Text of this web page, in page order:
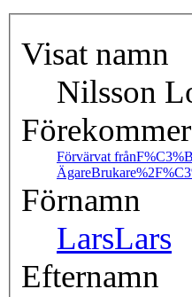
Visat namn
Nilsson
Förvärvat från
Ägare
Förnamn
LarsLars
Efternamn